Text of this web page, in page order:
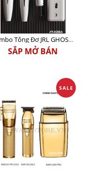
Combo Tông Đơ JRL GHOST 3 Limited Edition Chính Hãng USA
SẮP MỞ BÁN
SALE